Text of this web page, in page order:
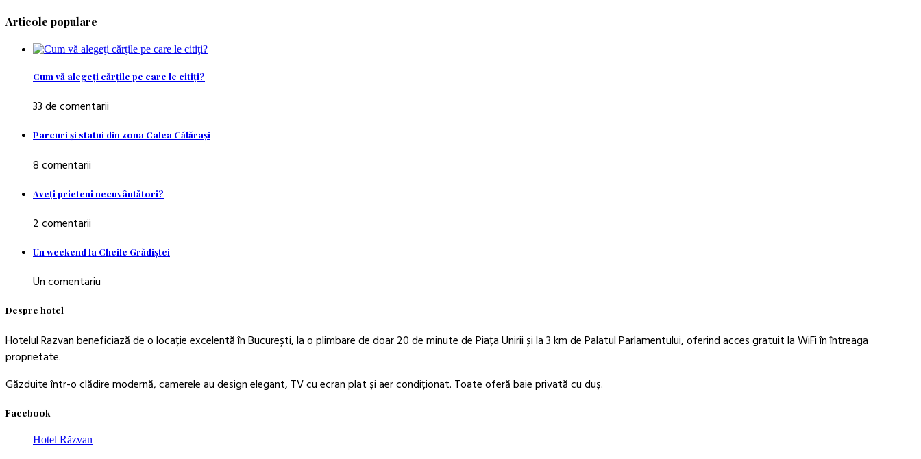
Articole populare
Cum vă alegeţi cărţile pe care le citiţi?
33 de comentarii
Parcuri şi statui din zona Calea Călăraşi
8 comentarii
Aveţi prieteni necuvântători?
2 comentarii
Un weekend la Cheile Grădiştei
Un comentariu
Despre hotel
Hotelul Razvan beneficiază de o locație excelentă în București, la o plimbare de doar 20 de minute de Piața Unirii și la 3 km de Palatul Parlamentului, oferind acces gratuit la WiFi în întreaga
proprietate.
Găzduite într-o clădire modernă, camerele au design elegant, TV cu ecran plat și aer condiționat. Toate oferă baie privată cu duș.
Facebook
Hotel Răzvan